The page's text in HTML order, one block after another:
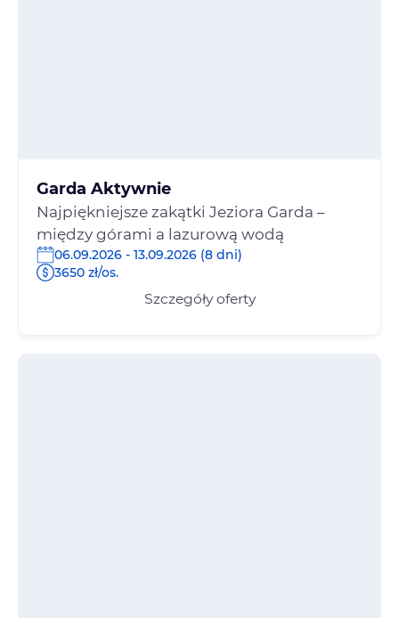
Garda Aktywnie
Najpiękniejsze zakątki Jeziora Garda –
między górami a lazurową wodą
06.09.2026 - 13.09.2026 (8 dni)
3650 zł/os.
Szczegóły oferty